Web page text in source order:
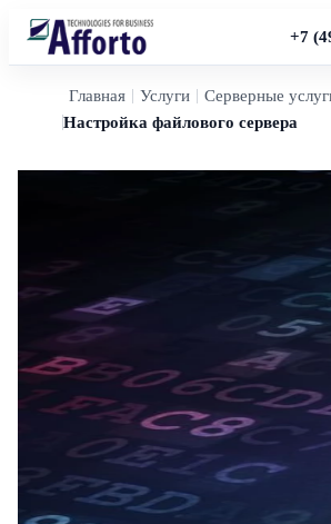
+7
Главная Услуги
Серверные
Настройка файлового сервера